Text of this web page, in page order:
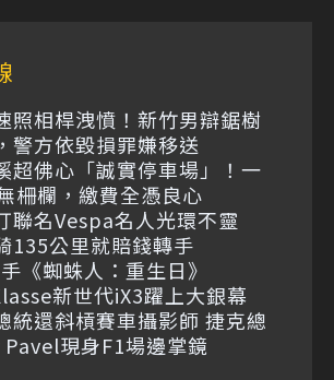
照相桿洩憤！新竹男辯鋸樹
警方依毀損罪嫌移送
超佛心「誠實停車場」！一
柵欄，繳費全憑良心
聯名Vespa名人光環不靈
135公里就賠錢轉手
《蜘蛛人：重生日》
新世代iX3躍上大銀幕
統還斜槓賽車攝影師 捷克總
現身F1場邊掌鏡